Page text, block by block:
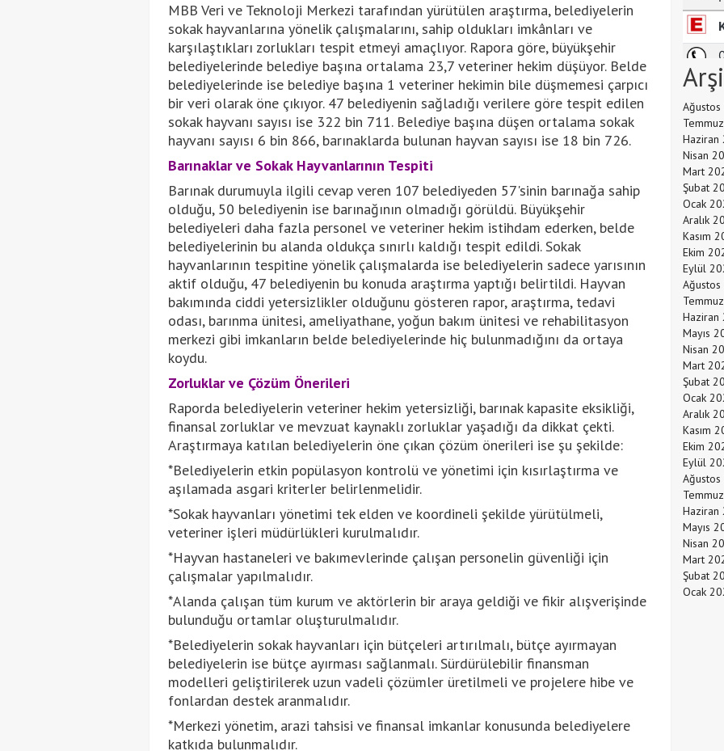
MBB Veri ve Teknoloji Merkezi tarafından yürütülen araştırma, belediyelerin
sokak hayvanlarına yönelik çalışmalarını, sahip oldukları imkânları ve
karşılaştıkları zorlukları tespit etmeyi amaçlıyor. Rapora göre, büyükşehir
belediyelerinde belediye başına ortalama 23,7 veteriner hekim düşüyor. Belde
belediyelerinde ise belediye başına 1 veteriner hekimin bile düşmemesi çarpıcı
bir veri olarak öne çıkıyor. 47 belediyenin sağladığı verilere göre tespit edilen
sokak hayvanı sayısı ise 322 bin 711. Belediye başına düşen ortalama sokak
hayvanı sayısı 6 bin 866, barınaklarda bulunan hayvan sayısı ise 18 bin 726.
Barınaklar ve Sokak Hayvanlarının Tespiti
Barınak durumuyla ilgili cevap veren 107 belediyeden 57'sinin barınağa sahip
olduğu, 50 belediyenin ise barınağının olmadığı görüldü. Büyükşehir
belediyeleri daha fazla personel ve veteriner hekim istihdam ederken, belde
belediyelerinin bu alanda oldukça sınırlı kaldığı tespit edildi. Sokak
hayvanlarının tespitine yönelik çalışmalarda ise belediyelerin sadece yarısının
aktif olduğu, 47 belediyenin bu konuda araştırma yaptığı belirtildi. Hayvan
bakımında ciddi yetersizlikler olduğunu gösteren rapor, araştırma, tedavi
odası, barınma ünitesi, ameliyathane, yoğun bakım ünitesi ve rehabilitasyon
merkezi gibi imkanların belde belediyelerinde hiç bulunmadığını da ortaya
koydu.
Zorluklar ve Çözüm Önerileri
Raporda belediyelerin veteriner hekim yetersizliği, barınak kapasite eksikliği,
finansal zorluklar ve mevzuat kaynaklı zorluklar yaşadığı da dikkat çekti.
Araştırmaya katılan belediyelerin öne çıkan çözüm önerileri ise şu şekilde:
*Belediyelerin etkin popülasyon kontrolü ve yönetimi için kısırlaştırma ve
aşılamada asgari kriterler belirlenmelidir.
*Sokak hayvanları yönetimi tek elden ve koordineli şekilde yürütülmeli,
veteriner işleri müdürlükleri kurulmalıdır.
*Hayvan hastaneleri ve bakımevlerinde çalışan personelin güvenliği için
çalışmalar yapılmalıdır.
*Alanda çalışan tüm kurum ve aktörlerin bir araya geldiği ve fikir alışverişinde
bulunduğu ortamlar oluşturulmalıdır.
*Belediyelerin sokak hayvanları için bütçeleri artırılmalı, bütçe ayırmayan
belediyelerin ise bütçe ayırması sağlanmalı. Sürdürülebilir finansman
modelleri geliştirilerek uzun vadeli çözümler üretilmeli ve projelere hibe ve
fonlardan destek aranmalıdır.
*Merkezi yönetim, arazi tahsisi ve finansal imkanlar konusunda belediyelere
katkıda bulunmalıdır.
Haziran
Nisan
Mart
Şubat
Ocak
Aralık
Kasım
Ekim
Eylül
Haziran
Mayıs
Nisan
Mart
Şubat
Ocak
Aralık
Kasım
Ekim
Eylül
Haziran
Mayıs
Nisan
Mart
Şubat
Ocak